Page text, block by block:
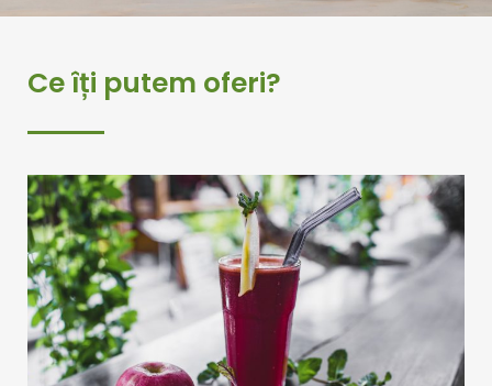
b
o
k
Ce îți putem oferi?